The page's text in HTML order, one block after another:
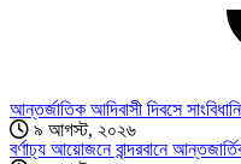
আন্তর্জাতিক আদিবাসী দিবসে
৯ আগস্ট, ২০২৬
বর্ণাঢ্য আয়োজনে বান্দরবানে